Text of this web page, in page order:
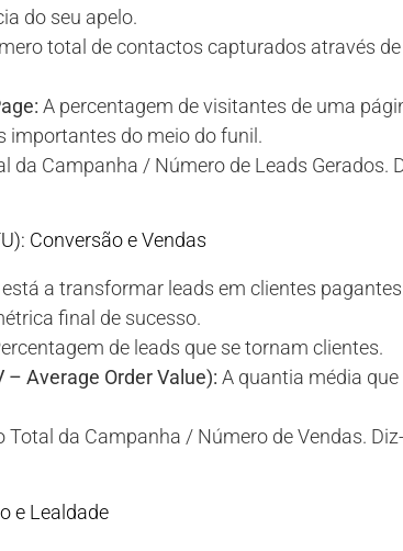
do seu apelo.
total de contactos capturados através
A percentagem de visitantes de uma
importantes do meio do funil.
da Campanha / Número de Leads Gerados.
Conversão e Vendas
a transformar leads em clientes
final de sucesso.
de leads que se tornam clientes.
– Average Order Value): A quantia média
Total da Campanha / Número de Vendas.
e Lealdade